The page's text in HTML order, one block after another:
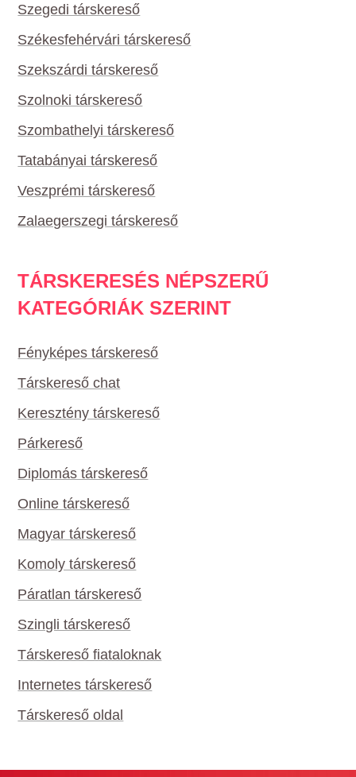
Szegedi társkereső
Székesfehérvári társkereső
Szekszárdi társkereső
Szolnoki társkereső
Szombathelyi társkereső
Tatabányai társkereső
Veszprémi társkereső
Zalaegerszegi társkereső
TÁRSKERESÉS NÉPSZERŰ
KATEGÓRIÁK SZERINT
Fényképes társkereső
Társkereső chat
Keresztény társkereső
Párkereső
Diplomás társkereső
Online társkereső
Magyar társkereső
Komoly társkereső
Páratlan társkereső
Szingli társkereső
Társkereső fiataloknak
Internetes társkereső
Társkereső oldal